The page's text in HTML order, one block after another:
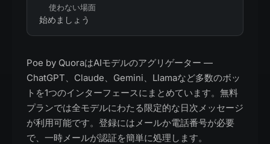
使わない場面
始めましょう
Poe by QuoraはAIモデルのアグリゲーター —
ChatGPT、Claude、Gemini、Llamaなど多数のボッ
トを1つのインターフェースにまとめています。無料
プランでは全モデルにわたる限定的な日次メッセージ
が利用可能です。登録にはメールか電話番号が必要
で、一時メールが認証を簡単に処理します。